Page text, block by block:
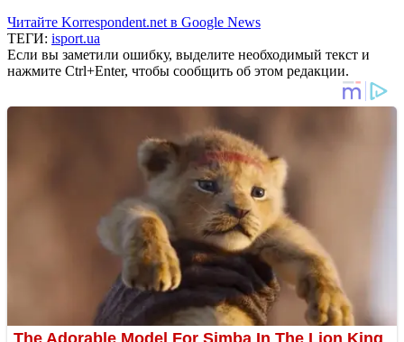
Читайте Korrespondent.net в Google News
ТЕГИ: isport.ua
Если вы заметили ошибку, выделите необходимый текст и
нажмите Ctrl+Enter, чтобы сообщить об этом редакции.